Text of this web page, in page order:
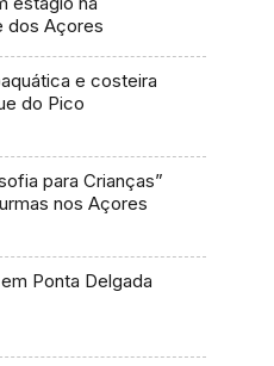
dos Açores
e costeira
do Pico
para Crianças”
nos Açores
Ponta Delgada